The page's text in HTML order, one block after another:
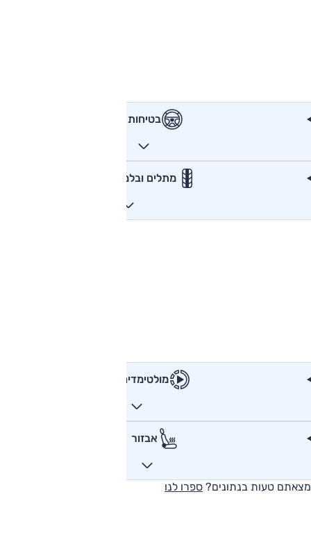
בטיחות
מתלים ובלמים
מולטימדיה
אבזור
מצאתם טעות בנתונים? ספרו לנו